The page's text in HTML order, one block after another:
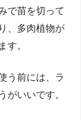
で苗を切って
、多肉植物が
す。
う前には、ラ
がいいです。